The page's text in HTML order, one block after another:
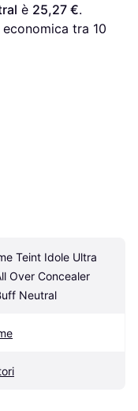
è 25,27 €.
tra 10
Teint Idole Ultra
Over Concealer
Neutral